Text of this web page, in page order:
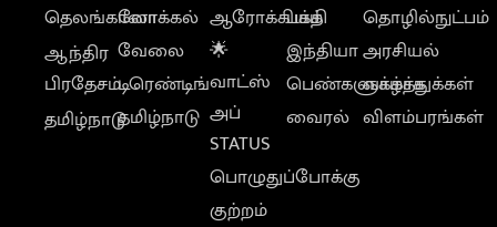
தெலங்கானா
ஆந்திர
பிரதேசம்
தமிழ்நாடு
லோக்கல்
வேலை
டிரெண்டிங்
தமிழ்நாடு
ஆரோக்கியம்
🌟
வாட்ஸ்
அப்
STATUS
பொழுதுப்போக்கு
குற்றம்
பக்தி
இந்தியா
பெண்களுக்காக
வைரல்
தொழில்நுட்பம்
அரசியல்
வாழ்த்துக்கள்
விளம்பரங்கள்